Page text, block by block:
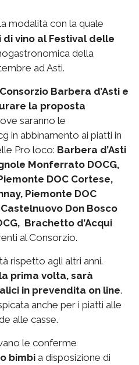
modalità con la quale
di vino al Festival delle
della
ad Asti.
Barbera d’Asti e
la proposta
saranno le
in abbinamento ai piatti in
Pro loco: Barbera d’Asti
Monferrato DOCG,
DOC Cortese,
Piemonte DOC
Don Bosco
Brachetto d’Acqui
al Consorzio.
rispetto agli altri anni.
prima volta, sarà
in prevendita on line.
anche per i piatti alle
alle casse.
le conferme
bimbi a disposizione di